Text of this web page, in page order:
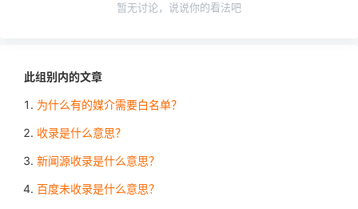
此组别内的文章
为什么有的媒介需要白名单？
收录是什么意思？
新闻源收录是什么意思？
百度未收录是什么意思？
暂无讨论，说说你的看法吧